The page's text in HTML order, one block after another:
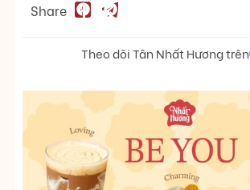
Share
Theo dõi Tân Nhất Hương trên